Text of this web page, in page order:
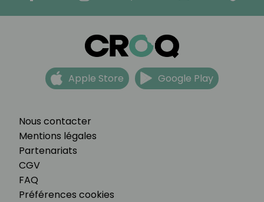
Nous contacter
Mentions légales
Partenariats
CGV
FAQ
Préférences cookies
Apple Store Google Play